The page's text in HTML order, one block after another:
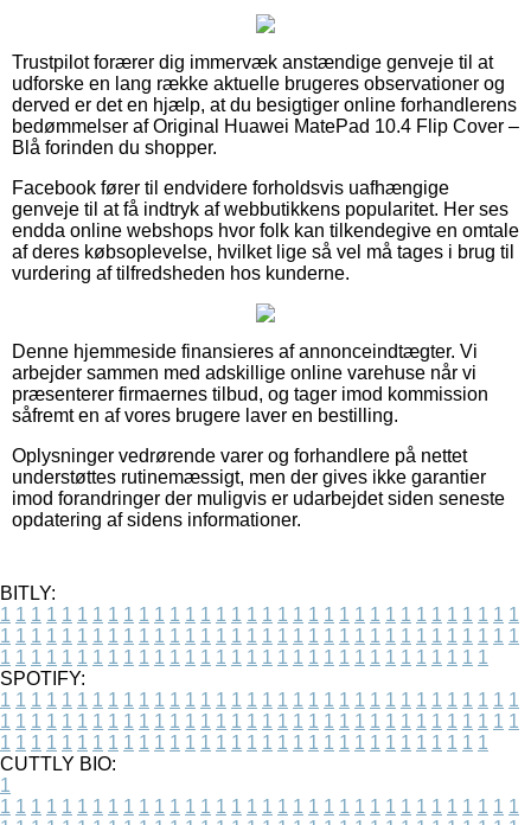
Trustpilot forærer dig immervæk anstændige genveje til at
udforske en lang række aktuelle brugeres observationer og
derved er det en hjælp, at du besigtiger online forhandlerens
bedømmelser af Original Huawei MatePad 10.4 Flip Cover –
Blå forinden du shopper.
Facebook fører til endvidere forholdsvis uafhængige
genveje til at få indtryk af webbutikkens popularitet. Her ses
endda online webshops hvor folk kan tilkendegive en omtale
af deres købsoplevelse, hvilket lige så vel må tages i brug til
vurdering af tilfredsheden hos kunderne.
Denne hjemmeside finansieres af annonceindtægter. Vi
arbejder sammen med adskillige online varehuse når vi
præsenterer firmaernes tilbud, og tager imod kommission
såfremt en af vores brugere laver en bestilling.
Oplysninger vedrørende varer og forhandlere på nettet
understøttes rutinemæssigt, men der gives ikke garantier
imod forandringer der muligvis er udarbejdet siden seneste
opdatering af sidens informationer.
BITLY:
1 1 1 1 1 1 1 1 1 1 1 1 1 1 1 1 1 1 1 1 1 1 1 1 1 1 1 1 1 1 1 1 1 1
1 1 1 1 1 1 1 1 1 1 1 1 1 1 1 1 1 1 1 1 1 1 1 1 1 1 1 1 1 1 1 1 1 1
1 1 1 1 1 1 1 1 1 1 1 1 1 1 1 1 1 1 1 1 1 1 1 1 1 1 1 1 1 1 1 1
SPOTIFY:
1 1 1 1 1 1 1 1 1 1 1 1 1 1 1 1 1 1 1 1 1 1 1 1 1 1 1 1 1 1 1 1 1 1
1 1 1 1 1 1 1 1 1 1 1 1 1 1 1 1 1 1 1 1 1 1 1 1 1 1 1 1 1 1 1 1 1 1
1 1 1 1 1 1 1 1 1 1 1 1 1 1 1 1 1 1 1 1 1 1 1 1 1 1 1 1 1 1 1 1
CUTTLY BIO:
1
1 1 1 1 1 1 1 1 1 1 1 1 1 1 1 1 1 1 1 1 1 1 1 1 1 1 1 1 1 1 1 1 1 1